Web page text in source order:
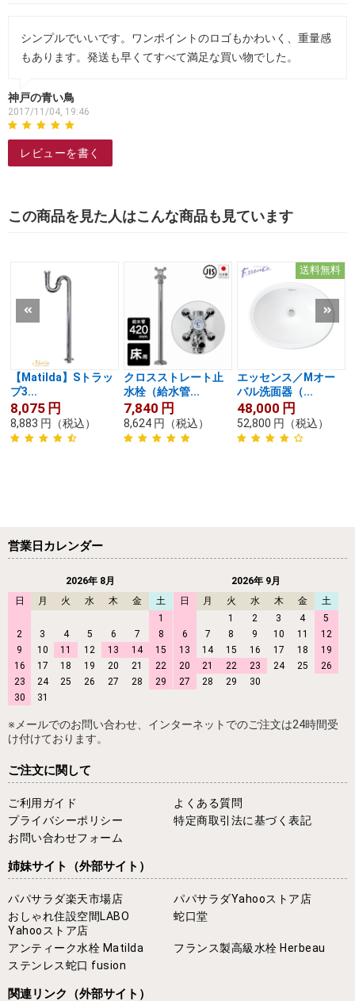
シンプルでいいです。ワンポイントのロゴもかわいく、重量感
もあります。発送も早くてすべて満足な買い物でした。
神戸の青い鳥
2017/11/04, 19:46
レビューを書く
この商品を見た人はこんな商品も見ています
【Matilda】Sトラッ
プ3...
8,075 円
8,883 円 （税込）
クロスストレート止
水栓（給水管...
7,840 円
8,624 円 （税込）
送料無料
エッセンス／Mオー
バル洗面器（...
48,000 円
52,800 円 （税込）
営業日カレンダー
2026年 8月
日
月 火 水 木 金
土
1
2
3 4 5 6 7
8
9
10 11 12 13 14
15
16
17 18 19 20 21
22
23
24 25 26 27 28
29
30
31
2026年 9月
日
月 火 水 木 金
土
1
2 3 4
5
6
7 8 9 10 11
12
13
14 15 16 17 18
19
20
21 22 23 24 25
26
27
28 29 30
※メールでのお問い合わせ、インターネットでのご注文は24時間受
け付けております。
ご注文に関して
ご利用ガイド
よくある質問
プライバシーポリシー
特定商取引法に基づく表記
お問い合わせフォーム
姉妹サイト （外部サイト）
パパサラダ楽天市場店
パパサラダYahooストア店
おしゃれ住設空間LABO
Yahooストア店
蛇口堂
アンティーク水栓 Matilda
フランス製高級水栓 Herbeau
ステンレス蛇口 fusion
関連リンク （外部サイト）